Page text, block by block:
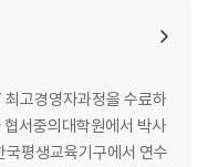
났다. 어떻게 살아났을까?
함께 2010년 1월 11일 천안
택동의 대형 초상화와 비스
려하게 부활한 것이다.
고경영자과정을 수료하
서중의대학원에서 박사
평생교육기구에서 연수